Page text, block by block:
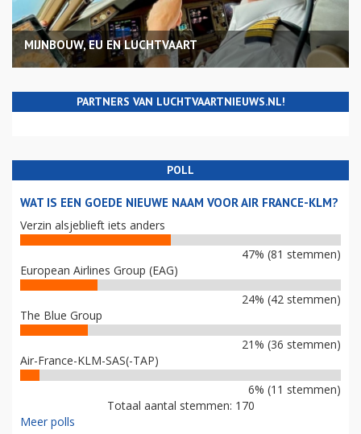
MIJNBOUW, EU EN LUCHTVAART
PARTNERS VAN LUCHTVAARTNIEUWS.NL!
POLL
WAT IS EEN GOEDE NIEUWE NAAM VOOR AIR FRANCE-KLM?
Verzin alsjeblieft iets anders
47% (81 stemmen)
European Airlines Group (EAG)
24% (42 stemmen)
The Blue Group
21% (36 stemmen)
Air-France-KLM-SAS(-TAP)
6% (11 stemmen)
Totaal aantal stemmen: 170
Meer polls